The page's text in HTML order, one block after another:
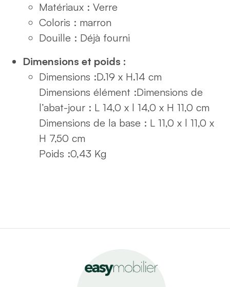
Matériaux : Verre
Coloris : marron
Douille : Déjà fourni
Dimensions et poids :
Dimensions :D.19 x H.14 cm
Dimensions élément :Dimensions de
l’abat-jour : L 14,0 x l 14,0 x H 11,0 cm
Dimensions de la base : L 11,0 x l 11,0 x
H 7,50 cm
Poids :0,43 Kg